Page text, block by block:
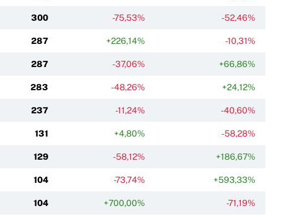
300 -75,53% -52,46%
287 +226,14% -10,31%
287 -37,06% +66,86%
283 -48,26% +24,12%
237 -11,24% -40,60%
131 +4,80% -58,28%
129 -58,12% +186,67%
104 -73,74% +593,33%
104 +700,00% -71,19%